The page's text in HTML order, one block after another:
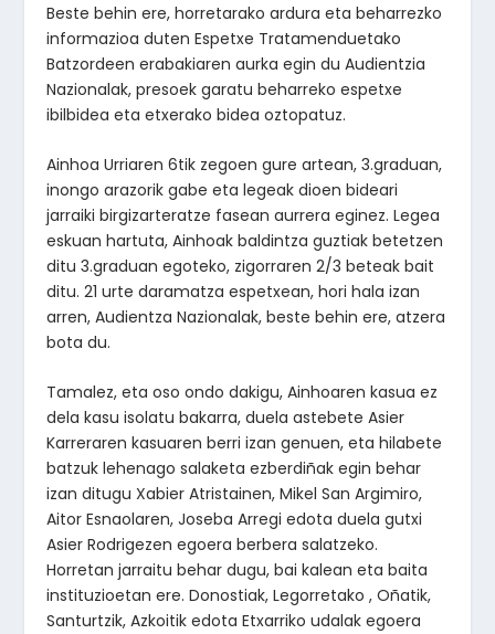
Beste behin ere, horretarako ardura eta beharrezko
informazioa duten Espetxe Tratamenduetako
Batzordeen erabakiaren aurka egin du Audientzia
Nazionalak, presoek garatu beharreko espetxe
ibilbidea eta etxerako bidea oztopatuz.
Ainhoa Urriaren 6tik zegoen gure artean, 3.graduan,
inongo arazorik gabe eta legeak dioen bideari
jarraiki birgizarteratze fasean aurrera eginez. Legea
eskuan hartuta, Ainhoak baldintza guztiak betetzen
ditu 3.graduan egoteko, zigorraren 2/3 beteak bait
ditu. 21 urte daramatza espetxean, hori hala izan
arren, Audientza Nazionalak, beste behin ere, atzera
bota du.
Tamalez, eta oso ondo dakigu, Ainhoaren kasua ez
dela kasu isolatu bakarra, duela astebete Asier
Karreraren kasuaren berri izan genuen, eta hilabete
batzuk lehenago salaketa ezberdiñak egin behar
izan ditugu Xabier Atristainen, Mikel San Argimiro,
Aitor Esnaolaren, Joseba Arregi edota duela gutxi
Asier Rodrigezen egoera berbera salatzeko.
Horretan jarraitu behar dugu, bai kalean eta baita
instituzioetan ere. Donostiak, Legorretako , Oñatik,
Santurtzik, Azkoitik edota Etxarriko udalak egoera